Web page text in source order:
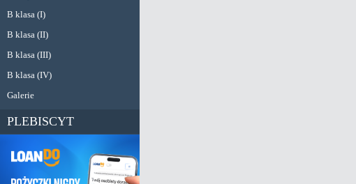
B klasa (I)
B klasa (II)
B klasa (III)
B klasa (IV)
Galerie
PLEBISCYT